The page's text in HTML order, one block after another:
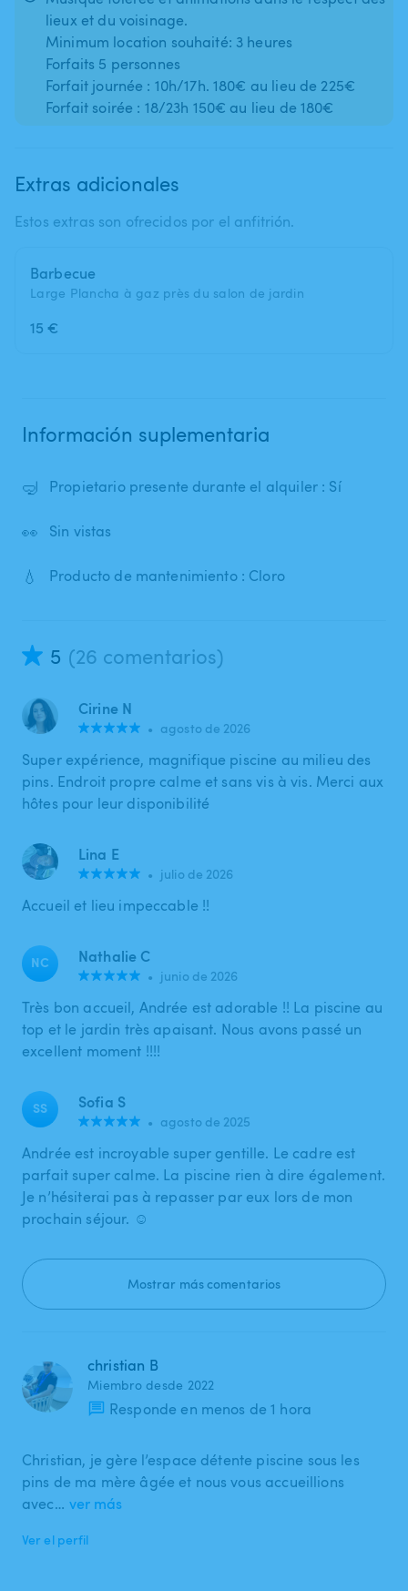
lieux et du voisinage.
Minimum location souhaité: 3 heures
Forfaits 5 personnes
Forfait journée : 10h/17h. 180€ au lieu de 225€
Forfait soirée : 18/23h 150€ au lieu de 180€
Extras adicionales
Estos extras son ofrecidos por el anfitrión.
Barbecue
Large Plancha à gaz près du salon de jardin
15 €
Información suplementaria
🤿 Propietario presente durante el alquiler : Sí
👀 Sin vistas
💧 Producto de mantenimiento : Cloro
5 (26 comentarios)
Cirine N
• agosto de 2026
Super expérience, magnifique piscine au milieu des
pins. Endroit propre calme et sans vis à vis. Merci aux
hôtes pour leur disponibilité
Lina E
• julio de 2026
Accueil et lieu impeccable !!
NC Nathalie C
• junio de 2026
Très bon accueil, Andrée est adorable !! La piscine au
top et le jardin très apaisant. Nous avons passé un
excellent moment !!!!
SS Sofia S
• agosto de 2025
Andrée est incroyable super gentille. Le cadre est
parfait super calme. La piscine rien à dire également.
Je n’hésiterai pas à repasser par eux lors de mon
prochain séjour. ☺️
Mostrar más comentarios
christian B
Miembro desde 2022
Responde en menos de 1 hora
Christian, je gère l’espace détente piscine sous les
pins de ma mère âgée et nous vous accueillions
avec… ver más
Ver el perfil